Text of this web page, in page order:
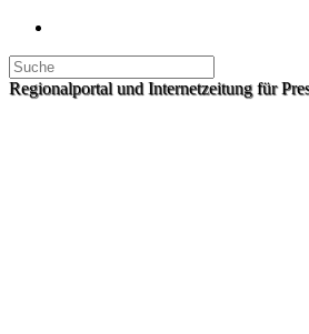
Regionalportal und Internetzeitung für